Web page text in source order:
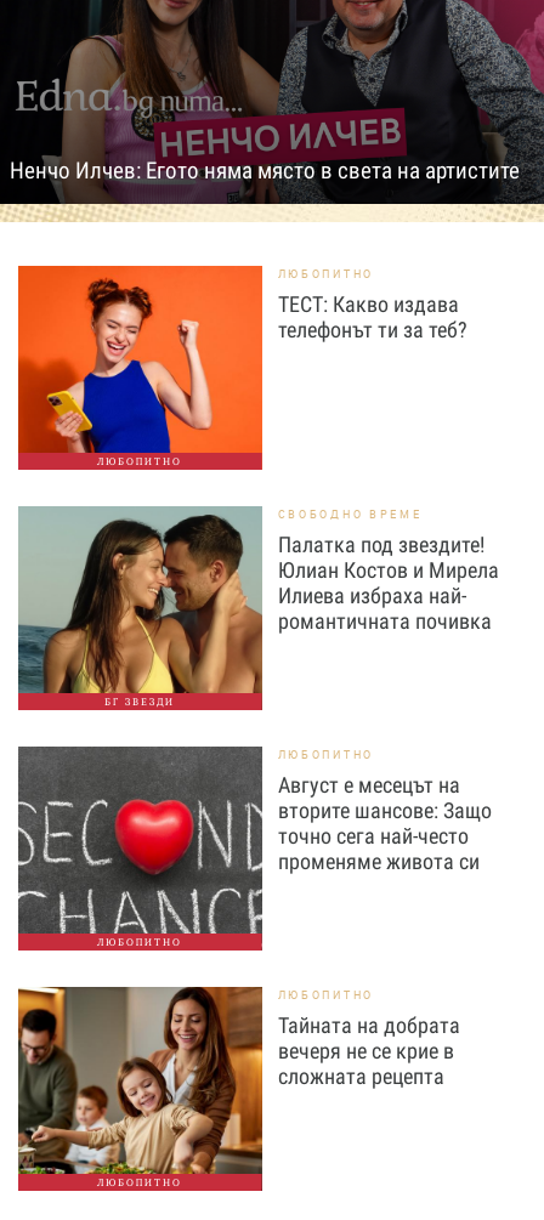
Ненчо Илчев: Егото няма място в света на артистите
ЛЮБОПИТНО
ЛЮБОПИТНО
ТЕСТ: Какво издава
телефонът ти за теб?
БГ ЗВЕЗДИ
СВОБОДНО ВРЕМЕ
Палатка под звездите!
Юлиан Костов и Мирела
Илиева избраха най-
романтичната почивка
ЛЮБОПИТНО
ЛЮБОПИТНО
Август е месецът на
вторите шансове: Защо
точно сега най-често
променяме живота си
ЛЮБОПИТНО
ЛЮБОПИТНО
Тайната на добрата
вечеря не се крие в
сложната рецепта